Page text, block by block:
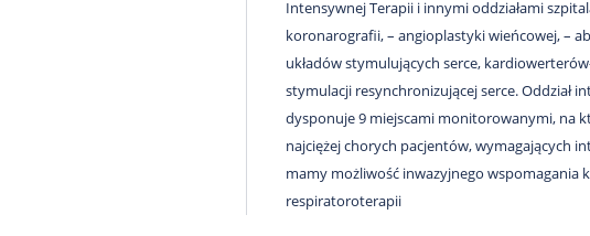
Intensywnej Terapii i innymi oddziałami
koronarografii, – angioplastyki wieńcowej, –
układów stymulujących serce,
stymulacji resynchronizującej serce. Oddział
dysponuje 9 miejscami monitorowanymi, na
najciężej chorych pacjentów, wymagających
mamy możliwość inwazyjnego wspomagania
respiratoroterapii